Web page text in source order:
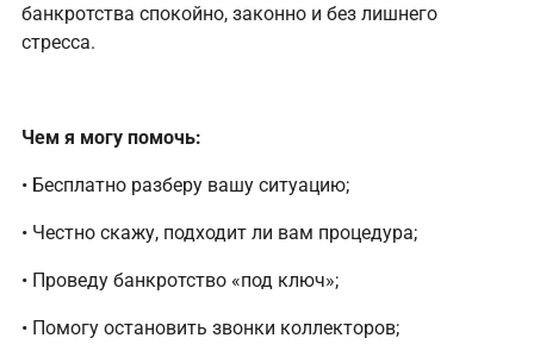
банкротства спокойно, законно и без лишнего
стресса.
Чем я могу помочь:
• Бесплатно разберу вашу ситуацию;
• Честно скажу, подходит ли вам процедура;
• Проведу банкротство «под ключ»;
• Помогу остановить звонки коллекторов;